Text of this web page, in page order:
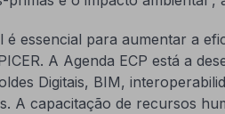
é essencial para aumentar a
A Agenda ECP está a
Digitais, BIM,
A capacitação de recursos